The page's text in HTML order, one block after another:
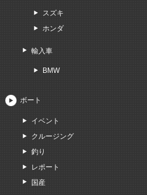
スズキ
ホンダ
輸入車
BMW
ボート
イベント
クルージング
釣り
レポート
国産